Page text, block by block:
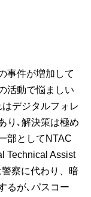
事件が増加して
活動で悩ましい
デジタルフォレ
り､解決策は極め
部としてNTAC
Technical Assist
察に代わり、暗
るが､パスコー